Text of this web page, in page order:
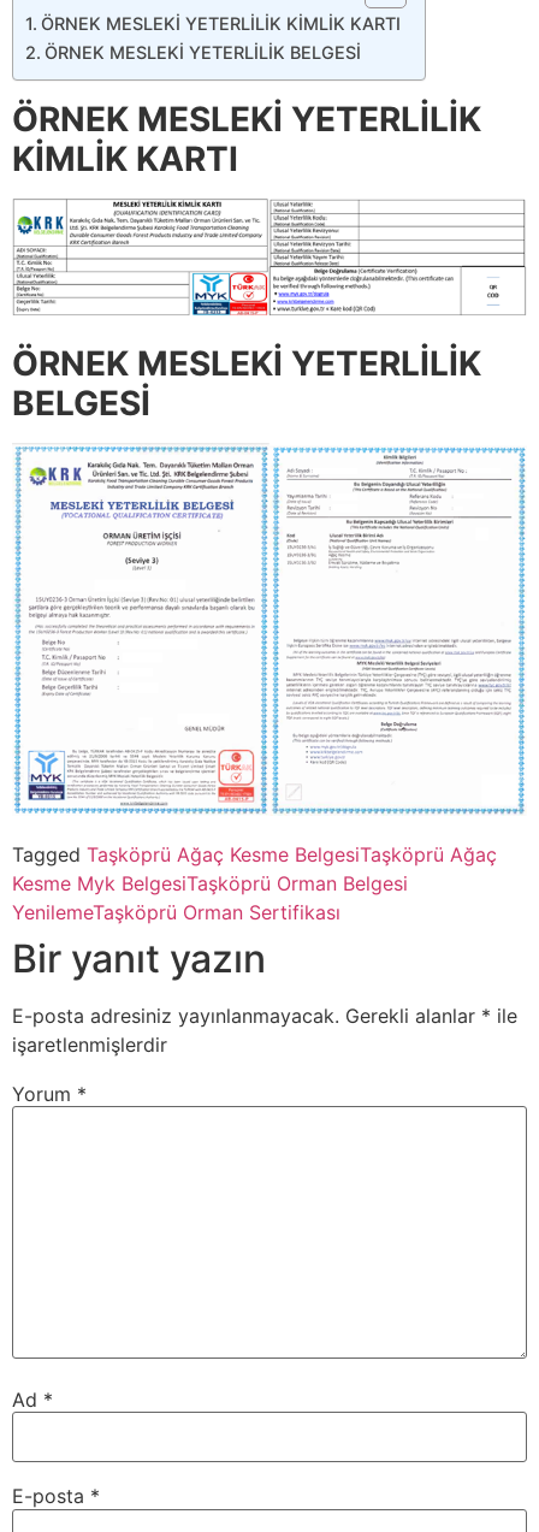
ÖRNEK MESLEKİ YETERLİLİK KİMLİK KARTI
ÖRNEK MESLEKİ YETERLİLİK BELGESİ
ÖRNEK MESLEKİ YETERLİLİK
KİMLİK KARTI
ÖRNEK MESLEKİ YETERLİLİK
BELGESİ
Tagged Taşköprü Ağaç Kesme BelgesiTaşköprü Ağaç
Kesme Myk BelgesiTaşköprü Orman Belgesi
YenilemeTaşköprü Orman Sertifikası
Bir yanıt yazın
E-posta adresiniz yayınlanmayacak. Gerekli alanlar * ile
işaretlenmişlerdir
Yorum *
Ad *
E-posta *